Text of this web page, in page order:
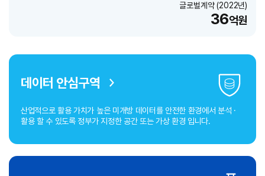
글로벌계약 (2022년)
36억원
데이터 안심구역
산업적으로 활용 가치가 높은 미개방 데이터를 안전한 환경에서 분석 ·
활용할 수 있도록 정부가 지정한 공간 또는 가상 환경 입니다.